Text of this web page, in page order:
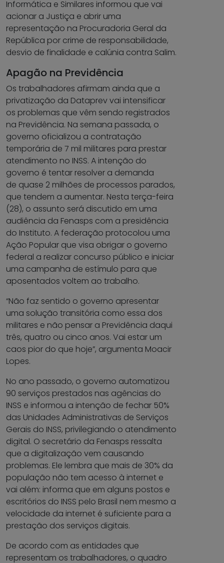
Informática e Similares informou que vai
acionar a Justiça e abrir uma
representação na Procuradoria Geral da
República por crime de responsabilidade,
desvio de finalidade e calúnia contra Salim.
Apagão na Previdência
Os trabalhadores afirmam ainda que a
privatização da Dataprev vai intensificar
os problemas que vêm sendo registrados
na Previdência. Na semana passada, o
governo oficializou a contratação
temporária de 7 mil militares para prestar
atendimento no INSS. A intenção do
governo é tentar resolver a demanda
de quase 2 milhões de processos parados,
que tendem a aumentar. Nesta terça-feira
(28), o assunto será discutido em uma
audiência da Fenasps com a presidência
do Instituto. A federação protocolou uma
Ação Popular que visa obrigar o governo
federal a realizar concurso público e iniciar
uma campanha de estímulo para que
aposentados voltem ao trabalho.
“Não faz sentido o governo apresentar
uma solução transitória como essa dos
militares e não pensar a Previdência daqui
três, quatro ou cinco anos. Vai estar um
caos pior do que hoje”, argumenta Moacir
Lopes.
No ano passado, o governo automatizou
90 serviços prestados nas agências do
INSS e informou a intenção de fechar 50%
das Unidades Administrativas de Serviços
Gerais do INSS, privilegiando o atendimento
digital. O secretário da Fenasps ressalta
que a digitalização vem causando
problemas. Ele lembra que mais de 30% da
população não tem acesso à internet e
vai além: informa que em alguns postos e
escritórios do INSS pelo Brasil nem mesmo a
velocidade da internet é suficiente para a
prestação dos serviços digitais.
De acordo com as entidades que
representam os trabalhadores, o quadro